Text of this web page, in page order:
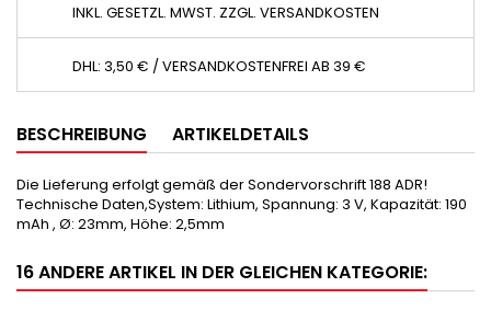
INKL. GESETZL. MWST. ZZGL. VERSANDKOSTEN
DHL: 3,50 € / VERSANDKOSTENFREI AB 39 €
BESCHREIBUNG ARTIKELDETAILS
Die Lieferung erfolgt gemäß der Sondervorschrift 188 ADR!
Technische Daten,System: Lithium, Spannung: 3 V, Kapazität: 190
mAh , Ø: 23mm, Höhe: 2,5mm
16 ANDERE ARTIKEL IN DER GLEICHEN KATEGORIE: